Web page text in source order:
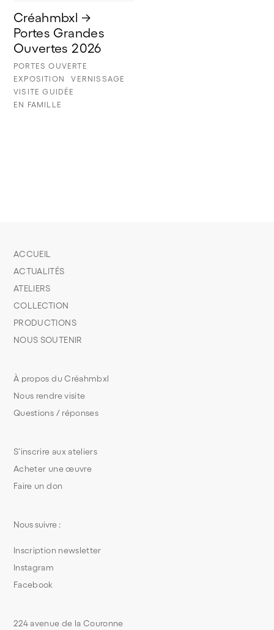
Créahmbxl →
Portes Grandes
Ouvertes 2026
PORTES OUVERTE
EXPOSITION
VERNISSAGE
VISITE GUIDÉE
EN FAMILLE
S’inscrire aux ateliers
Acheter une œuvre
Faire un don
À propos du Créahmbxl
Nous rendre visite
Questions / réponses
ACCUEIL
ACTUALITÉS
ATELIERS
COLLECTION
PRODUCTIONS
NOUS SOUTENIR
224 avenue de la Couronne
Nous suivre :
Inscription newsletter
Instagram
Facebook